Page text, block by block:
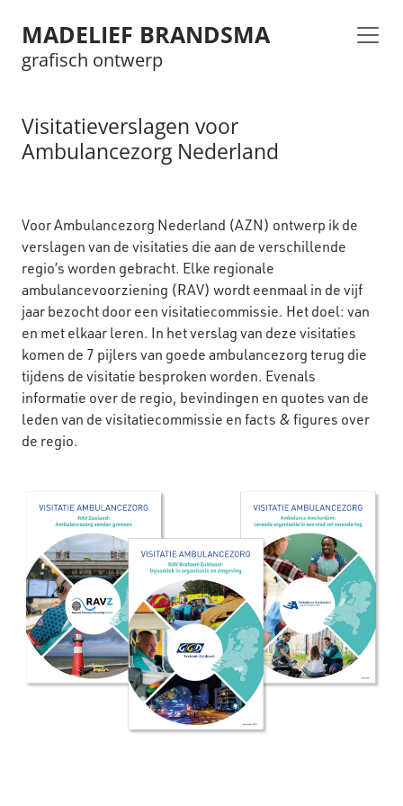
MADELIEF BRANDSMA
grafisch ontwerp
Visitatieverslagen voor
Ambulancezorg Nederland
Voor Ambulancezorg Nederland (AZN) ontwerp ik de
verslagen van de visitaties die aan de verschillende
regio’s worden gebracht. Elke regionale
ambulancevoorziening (RAV) wordt eenmaal in de vijf
jaar bezocht door een visitatiecommissie. Het doel: van
en met elkaar leren. In het verslag van deze visitaties
komen de 7 pijlers van goede ambulancezorg terug die
tijdens de visitatie besproken worden. Evenals
informatie over de regio, bevindingen en quotes van de
leden van de visitatiecommissie en facts & figures over
de regio.